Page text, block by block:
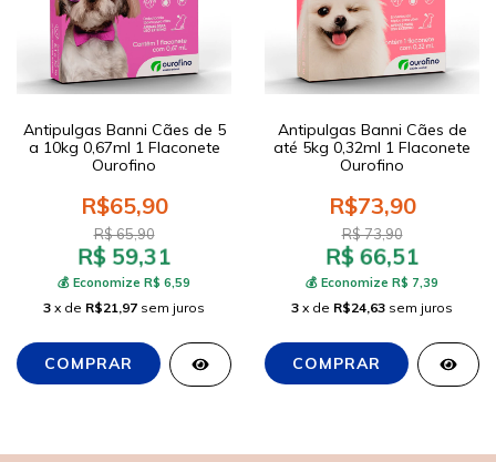
Antipulgas Banni Cães de 5
a 10kg 0,67ml 1 Flaconete
Ourofino
R$65,90
R$ 65,90
R$ 59,31
💰 Economize R$ 6,59
3 x de R$21,97 sem juros
Antipulgas Banni Cães de
até 5kg 0,32ml 1 Flaconete
Ourofino
R$73,90
R$ 73,90
R$ 66,51
💰 Economize R$ 7,39
3 x de R$24,63 sem juros